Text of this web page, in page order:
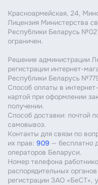
Красноармейская, 24,
Лицензия Министерства
Республики Беларусь
ограничен.
Решение администрации
регистрации интернет-
Республики Беларусь
Способ оплаты в
картой при оформлении
получении.
Способ доставки: почтой
самовывоз.
Контакты для связи по
их прав: 909 — бесплатно
операторов Беларуси.
Номер телефона
распорядительных
регистрации ЗАО «БеСТ»,